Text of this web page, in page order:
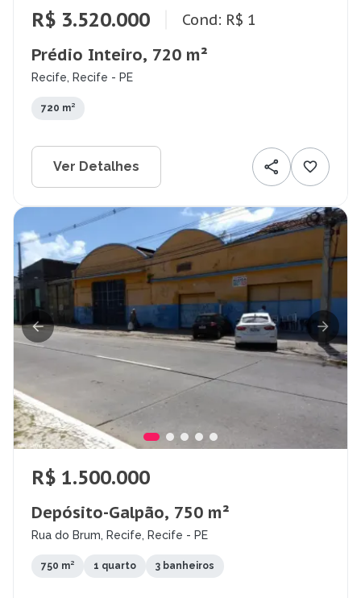
R$ 3.520.000 Cond: R$ 1
Prédio Inteiro, 720 m²
Recife, Recife - PE
720 m²
Ver Detalhes
R$ 1.500.000
Depósito-Galpão, 750 m²
Rua do Brum, Recife, Recife - PE
750 m² 1 quarto 3 banheiros